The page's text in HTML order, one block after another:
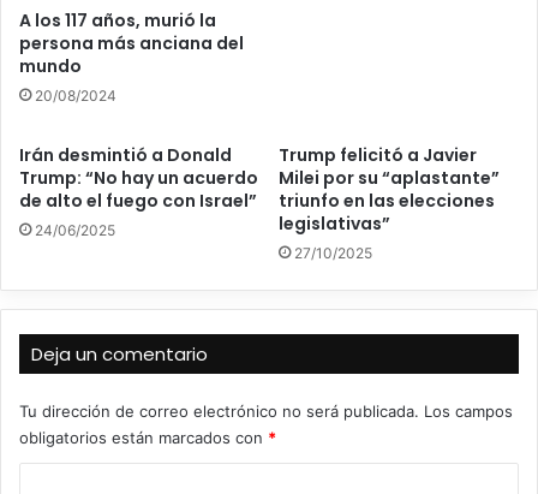
A los 117 años, murió la
persona más anciana del
mundo
20/08/2024
Irán desmintió a Donald
Trump: “No hay un acuerdo
de alto el fuego con Israel”
24/06/2025
Trump felicitó a Javier
Milei por su “aplastante”
triunfo en las elecciones
legislativas”
27/10/2025
Deja un comentario
Tu dirección de correo electrónico no será publicada. Los campos
obligatorios están marcados con *